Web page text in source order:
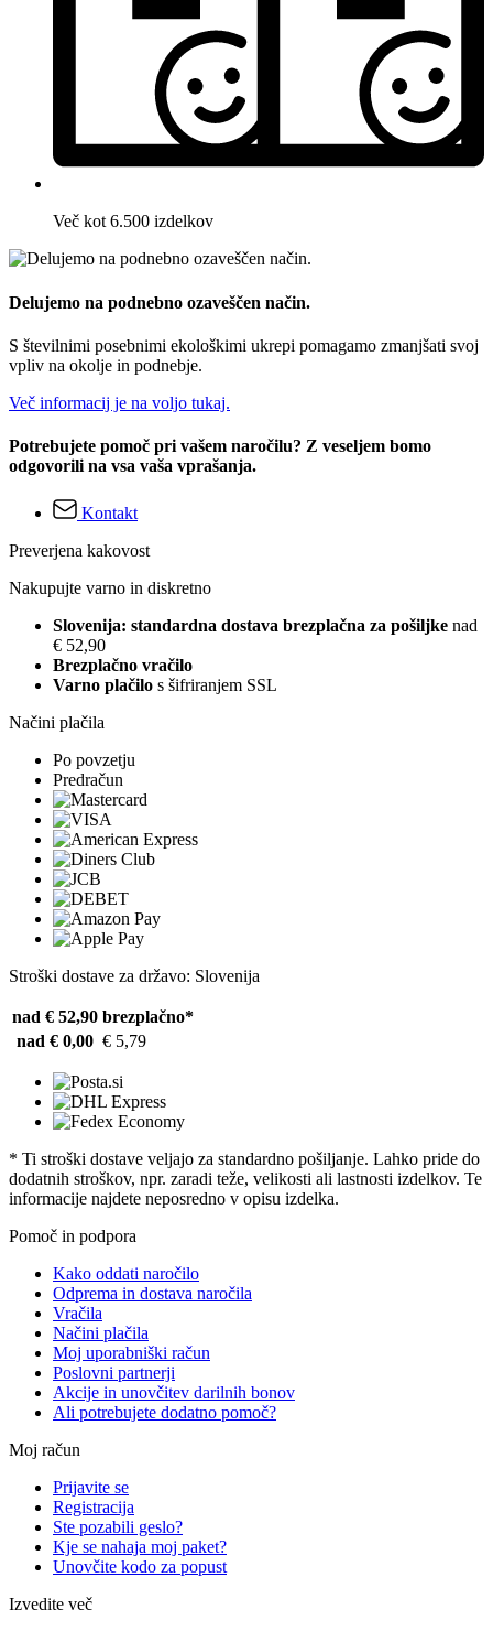
Več kot 6.500 izdelkov
Delujemo na podnebno ozaveščen način.
S številnimi posebnimi ekološkimi ukrepi pomagamo zmanjšati svoj
vpliv na okolje in podnebje.
Več informacij je na voljo tukaj.
Potrebujete pomoč pri vašem naročilu? Z veseljem bomo
odgovorili na vsa vaša vprašanja.
Kontakt
Preverjena kakovost
Nakupujte varno in diskretno
Slovenija: standardna dostava brezplačna za pošiljke nad
€ 52,90
Brezplačno vračilo
Varno plačilo s šifriranjem SSL
Načini plačila
Po povzetju
Predračun
Stroški dostave za državo: Slovenija
nad € 52,90 brezplačno*
nad € 0,00 € 5,79
* Ti stroški dostave veljajo za standardno pošiljanje. Lahko pride do
dodatnih stroškov, npr. zaradi teže, velikosti ali lastnosti izdelkov. Te
informacije najdete neposredno v opisu izdelka.
Pomoč in podpora
Kako oddati naročilo
Odprema in dostava naročila
Vračila
Načini plačila
Moj uporabniški račun
Poslovni partnerji
Akcije in unovčitev darilnih bonov
Ali potrebujete dodatno pomoč?
Moj račun
Prijavite se
Registracija
Ste pozabili geslo?
Kje se nahaja moj paket?
Unovčite kodo za popust
Izvedite več